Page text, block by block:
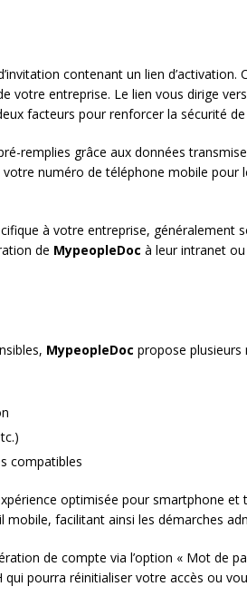
contenant un lien
votre entreprise. Le lien vous dirige
facteurs pour renforcer la sécurité
remplies grâce aux données
numéro de téléphone mobile pour
à votre entreprise,
de MypeopleDoc à leur intranet
MypeopleDoc propose plusieurs
compatibles
optimisée pour smartphone
facilitant ainsi les démarches
de compte via l’option « Mot de
pourra réinitialiser votre accès ou